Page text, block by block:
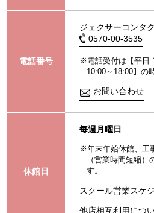
電話番号
ジェクサーコンタ
0570-00-3535
※電話受付は【平日
10:00～18:00】の
お問い合わせ
休館日
毎週月曜日
※年末年始休館、工
（営業時間短縮）
す。
スクール営業スケ
他店相互利用につ